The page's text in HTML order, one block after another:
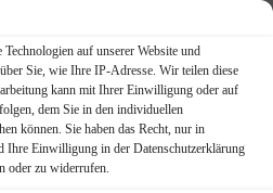
auf unserer Website und
Sie, wie Ihre IP-Adresse. Wir teilen diese
kann mit Ihrer Einwilligung oder auf
dem Sie in den individuellen
können. Sie haben das Recht, nur in
Ihre Einwilligung in der Datenschutzerklärung
oder zu widerrufen.